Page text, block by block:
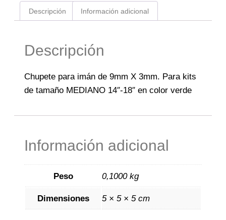
Descripción Información adicional
Descripción
Chupete para imán de 9mm X 3mm. Para kits
de tamaño MEDIANO 14″-18″ en color verde
Información adicional
Peso 0,1000 kg
Dimensiones 5 × 5 × 5 cm